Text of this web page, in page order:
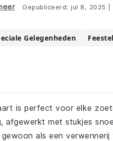
Gepubliceerd: jul 8, 2025
Gelegenheden
is perfect voor elke
afgewerkt met stukjes
als een verwennerij